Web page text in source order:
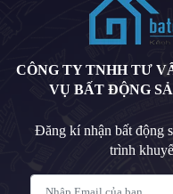
CÔNG TY TNHH TƯ
VỤ BẤT ĐỘNG
Đăng kí nhận bất động
trình